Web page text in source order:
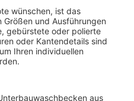
wünschen, ist das
und Ausführungen
gebürstete oder polierte
oder Kantendetails sind
Ihren individuellen
aus